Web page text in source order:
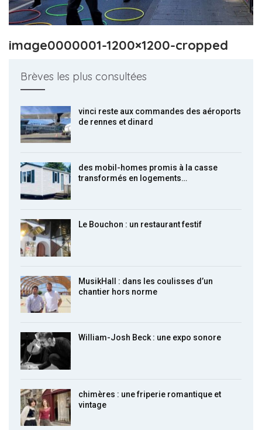
image0000001-1200×1200-cropped
Brèves les plus consultées
vinci reste aux commandes des aéroports
de rennes et dinard
des mobil-homes promis à la casse
transformés en logements…
Le Bouchon : un restaurant festif
MusikHall : dans les coulisses d’un
chantier hors norme
William-Josh Beck : une expo sonore
chimères : une friperie romantique et
vintage